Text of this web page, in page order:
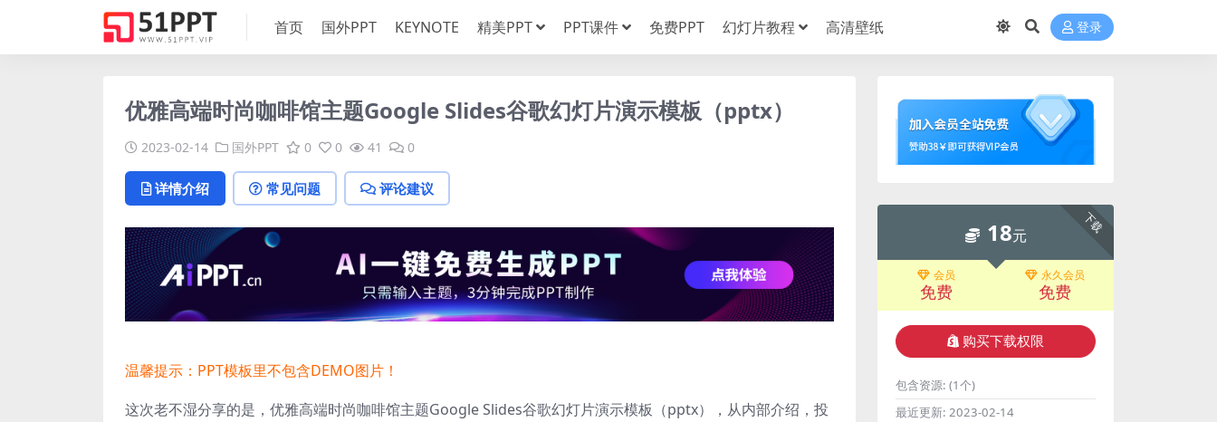
首页 国外PPT KEYNOTE 精美PPT PPT课件 免费PPT 幻灯片教程 高清壁纸 登录
优雅高端时尚咖啡馆主题Google Slides谷歌幻灯片演示模板（pptx）
2023-02-14 国外PPT 0 0 41 0
详情介绍 常见问题 评论建议
温馨提示：PPT模板里不包含DEMO图片！
这次老不湿分享的是，优雅高端时尚咖啡馆主题Google Slides谷歌幻灯片演示模板（pptx）， 从内部介绍，投
下载
18元
会员
免费
永久会员
免费
购买下载权限
包含资源: (1个)
最近更新: 2023-02-14